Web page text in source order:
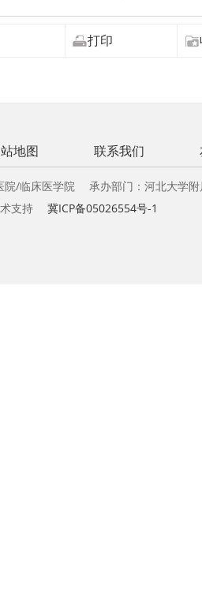
打印
地图 联系我们
院/临床医学院 承办部门：河北大学
术支持 冀ICP备05026554号-1